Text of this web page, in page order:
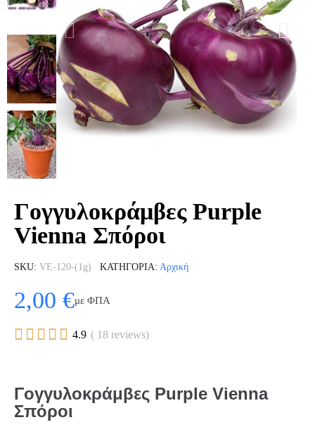
Γογγυλοκράμβες Purple
Vienna Σπόροι
SKU VE-120-(1g) ΚΑΤΗΓΟΡΊΑ Αρχική
2,00 €με ΦΠΑ
     4.9 ( 18 reviews)
Γογγυλοκράμβες Purple Vienna
Σπόροι